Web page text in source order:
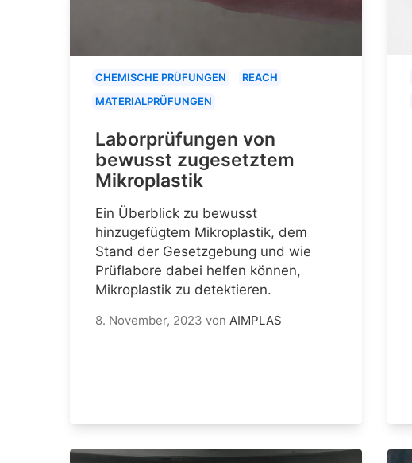
CHEMISCHE PRÜFUNGEN
REACH
MATERIALPRÜFUNGEN
Laborprüfungen von
bewusst zugesetztem
Mikroplastik
Ein Überblick zu bewusst
hinzugefügtem Mikroplastik, dem
Stand der Gesetzgebung und wie
Prüflabore dabei helfen können,
Mikroplastik zu detektieren.
8. November, 2023 von AIMPLAS